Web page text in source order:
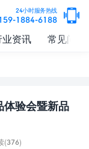
24小时服务热线
159-1884-6188
业资讯 常见问题
体验会暨新品
(376)